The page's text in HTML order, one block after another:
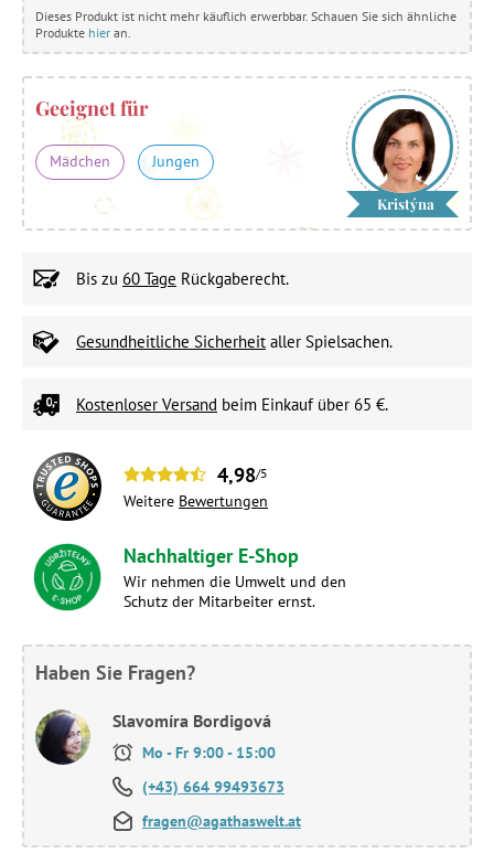
Dieses Produkt ist nicht mehr käuflich erwerbbar. Schauen Sie sich ähnliche
Produkte hier an.
Geeignet für
Mädchen Jungen
Kristýna
Bis zu 60 Tage Rückgaberecht.
Gesundheitliche Sicherheit aller Spielsachen.
Kostenloser Versand beim Einkauf über 65 €.
4,98/5
Weitere Bewertungen
Nachhaltiger E-Shop
Wir nehmen die Umwelt und den
Schutz der Mitarbeiter ernst.
Haben Sie Fragen?
Slavomíra Bordigová
Mo - Fr 9:00 - 15:00
(+43) 664 99493673
fragen@agathaswelt.at